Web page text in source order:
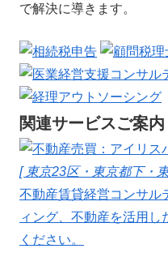
で解決に導きます。
関連サービスご案内
[ 東京23区・東京都下・
不動産賃貸経営コンサル
ィング、不動産を活用
ください。